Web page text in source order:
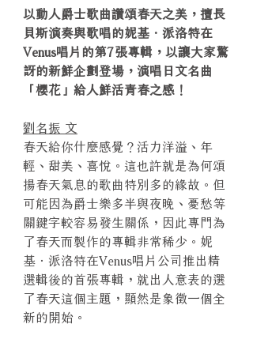
以動人爵士歌曲讚頌春天之美，擅長
貝斯演奏與歌唱的妮基．派洛特在
Venus唱片的第7張專輯，以讓大家驚
訝的新鮮企劃登場，演唱日文名曲
「櫻花」給人鮮活青春之感！
劉名振 文
春天給你什麼感覺？活力洋溢、年
輕、甜美、喜悅。這也許就是為何頌
揚春天氣息的歌曲特別多的緣故。但
可能因為爵士樂多半與夜晚、憂愁等
關鍵字較容易發生關係，因此專門為
了春天而製作的專輯非常稀少。妮
基．派洛特在Venus唱片公司推出精
選輯後的首張專輯，就出人意表的選
了春天這個主題，顯然是象徵一個全
新的開始。